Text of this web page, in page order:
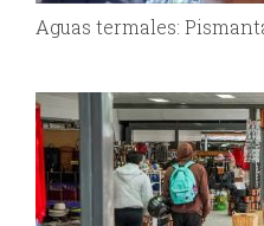
Aguas termales: